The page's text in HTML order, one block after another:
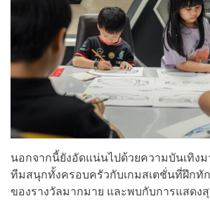
นอกจากนี้ยังอัดแน่นไปด้วยความบันเทิง
ทีมสนุกทั้งครอบครัวกับเกมสเตชั่นที่ฝึกทั
ของรางวัลมากมาย และพบกับการแสดง